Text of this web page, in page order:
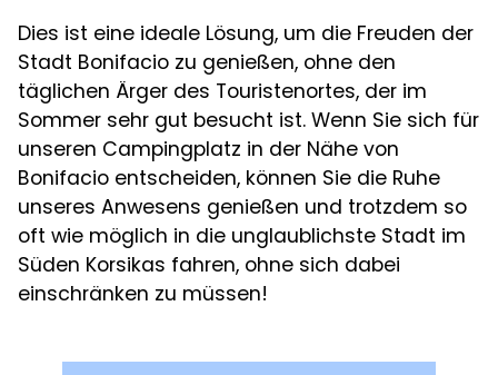
Dies ist eine ideale Lösung, um die Freuden der
Stadt Bonifacio zu genießen, ohne den
täglichen Ärger des Touristenortes, der im
Sommer sehr gut besucht ist. Wenn Sie sich für
unseren Campingplatz in der Nähe von
Bonifacio entscheiden, können Sie die Ruhe
unseres Anwesens genießen und trotzdem so
oft wie möglich in die unglaublichste Stadt im
Süden Korsikas fahren, ohne sich dabei
einschränken zu müssen!